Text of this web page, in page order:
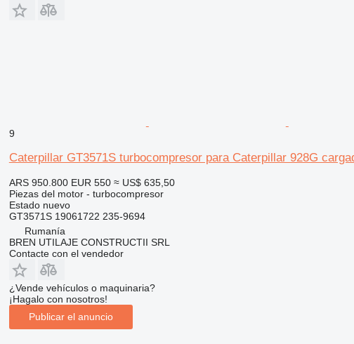
9
Caterpillar GT3571S turbocompresor para Caterpillar 928G
ARS 950.800 EUR 550 ≈ US$ 635,50
Piezas del motor - turbocompresor
Estadonuevo
GT3571S 19061722 235-9694
Rumanía
BREN UTILAJE CONSTRUCTII SRL
Contacte con el vendedor
¿Vende vehículos o maquinaria?
¡Hagalo con nosotros!
Publicar el anuncio